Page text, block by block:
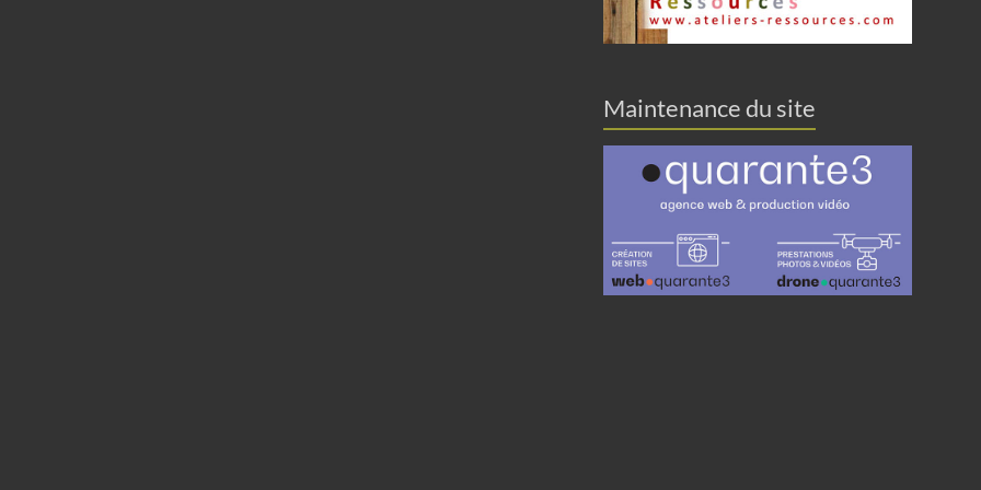
Maintenance du site